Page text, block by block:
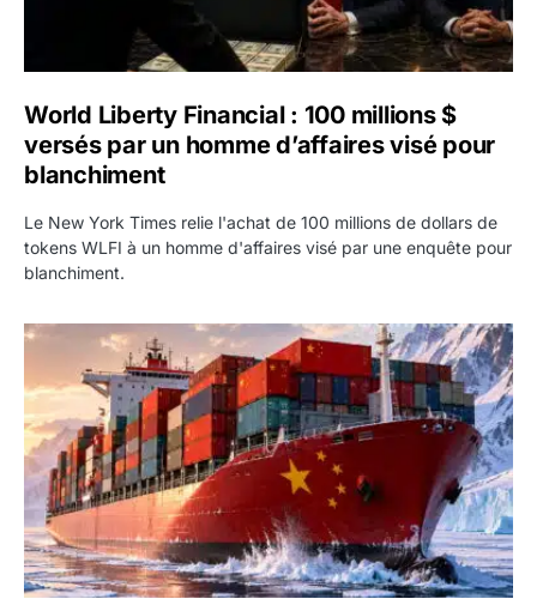
World Liberty Financial : 100 millions $
versés par un homme d’affaires visé pour
blanchiment
Le New York Times relie l'achat de 100 millions de dollars de
tokens WLFI à un homme d'affaires visé par une enquête pour
blanchiment.
Route de la soie glacée : la Chine lance une ligne